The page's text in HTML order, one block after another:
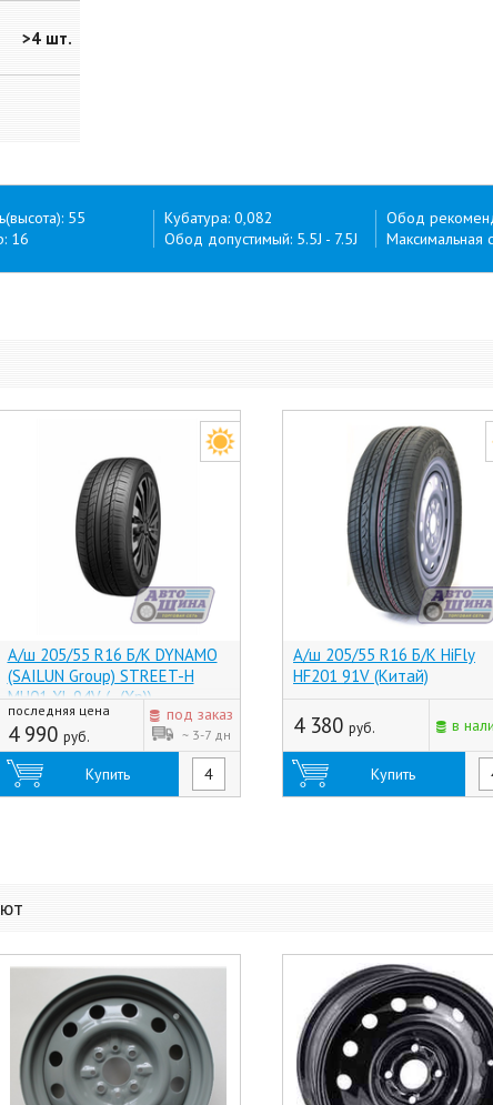
>4 шт.
55
16
Кубатура: 0,082
Обод допустимый: 5.5J - 7.5J
Обод
Максимальная
А/ш 205/55 R16 Б/К DYNAMO
(SAILUN Group) STREET-H
MH01 XL 94V (-, (Хр))
последняя цена
4 990 руб.
под заказ
~ 3-7 дн
Купить
А/ш 205/55 R16 Б/К HiFly
HF201 91V (Китай)
4 380 руб. в
Купить